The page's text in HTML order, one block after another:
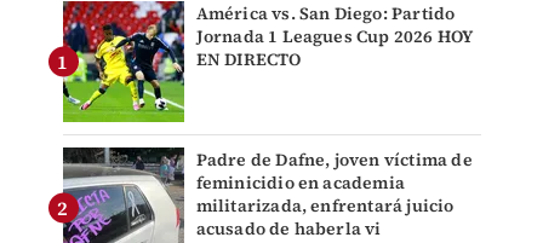
América vs. San Diego: Partido
Jornada 1 Leagues Cup 2026 HOY
EN DIRECTO
Padre de Dafne, joven víctima de
feminicidio en academia
militarizada, enfrentará juicio
acusado de haberla vi